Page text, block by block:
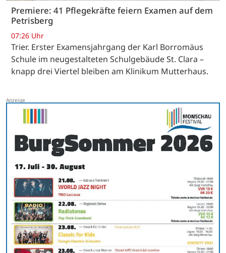
Premiere: 41 Pflegekräfte feiern Examen auf dem
Petrisberg
07:26 Uhr
Trier. Erster Examensjahrgang der Karl Borromäus
Schule im neugestalteten Schulgebäude St. Clara –
knapp drei Viertel bleiben am Klinikum Mutterhaus.